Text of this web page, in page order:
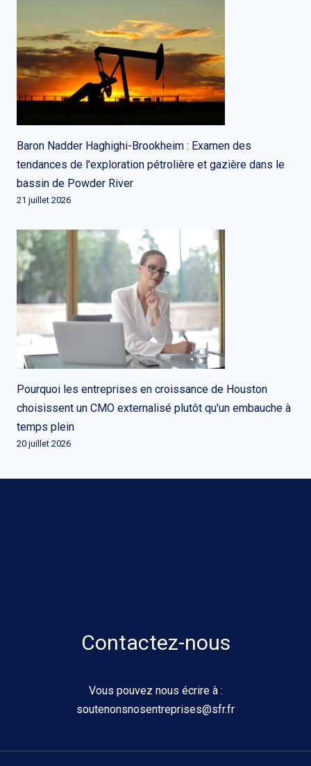
Baron Nadder Haghighi-Brookheim : Examen des
tendances de l'exploration pétrolière et gazière dans le
bassin de Powder River
21 juillet 2026
Pourquoi les entreprises en croissance de Houston
choisissent un CMO externalisé plutôt qu'un embauche à
temps plein
20 juillet 2026
Contactez-nous
Vous pouvez nous écrire à :
soutenonsnosentreprises@sfr.fr